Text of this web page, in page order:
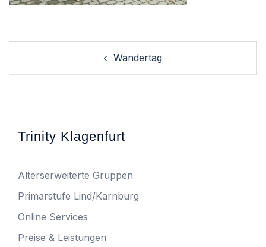
Wandertag
Trinity Klagenfurt
Alterserweiterte Gruppen
Primarstufe Lind/Karnburg
Online Services
Preise & Leistungen